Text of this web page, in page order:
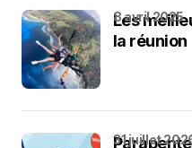
Les
la réunion
8 avril 2025
31 juillet